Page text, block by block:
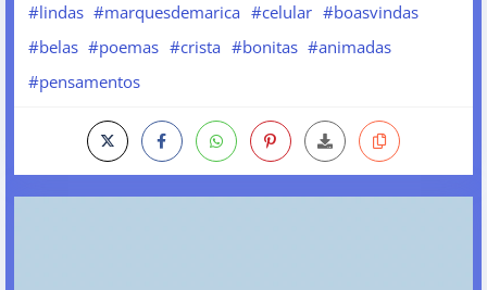
#lindas #marquesdemarica #celular #boasvindas
#belas #poemas #crista #bonitas #animadas
#pensamentos